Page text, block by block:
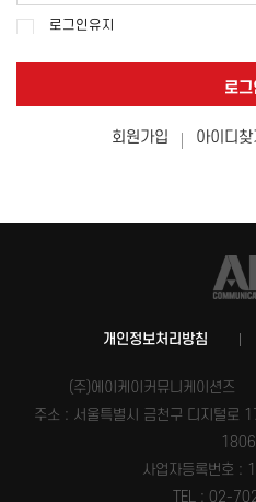
로그인유지
로그
회원가입 아이디찾
개인정보처리방침
(주)에이케이커뮤니케이션즈
주소 : 서울특별시 금천구 디지털로
사업자등록번호 :
TEL : 02-